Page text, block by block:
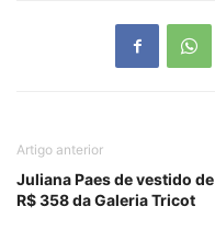
Artigo anterior
Juliana Paes de vestido de
R$ 358 da Galeria Tricot